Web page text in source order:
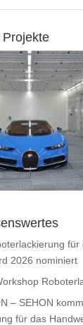
für
2026 nominiert
– SEHON
für das